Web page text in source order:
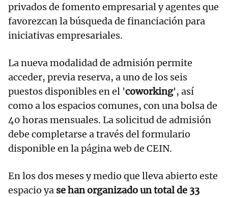
privados de fomento empresarial y agentes que
favorezcan la búsqueda de financiación para
iniciativas empresariales.
La nueva modalidad de admisión permite
acceder, previa reserva, a uno de los seis
puestos disponibles en el 'coworking', así
como a los espacios comunes, con una bolsa de
40 horas mensuales. La solicitud de admisión
debe completarse a través del formulario
disponible en la página web de CEIN.
En los dos meses y medio que lleva abierto este
espacio ya se han organizado un total de 33